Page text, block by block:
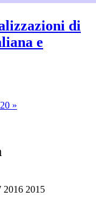
di
e
»
2016 2015